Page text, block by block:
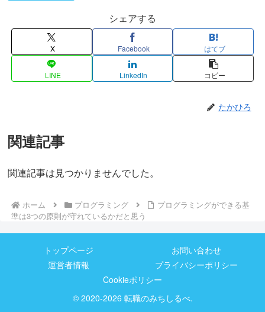
シェアする
X Facebook はてブ
LINE LinkedIn コピー
たかひろ
関連記事
関連記事は見つかりませんでした。
ホーム プログラミング
プログラミングができる基
準は3つの原則が守れているかだと思う
トップページ
お問い合わせ
運営者情報
プライバシーポリシー
Cookieポリシー
© 2020-2026 転職のみちしるべ.